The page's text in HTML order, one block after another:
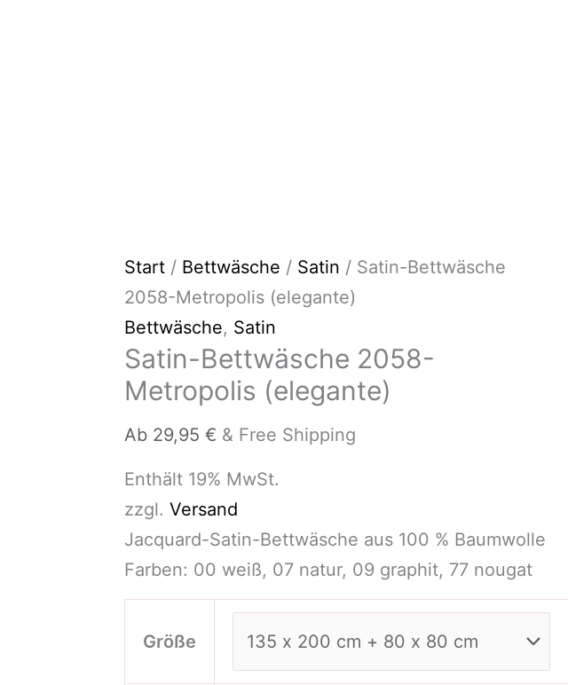
Start / Bettwäsche / Satin / Satin-Bettwäsche
2058-Metropolis (elegante)
Bettwäsche, Satin
Satin-Bettwäsche 2058-
Metropolis (elegante)
Ab 29,95 € & Free Shipping
Enthält 19% MwSt.
zzgl. Versand
Jacquard-Satin-Bettwäsche aus 100 % Baumwolle
Farben: 00 weiß, 07 natur, 09 graphit, 77 nougat
Größe